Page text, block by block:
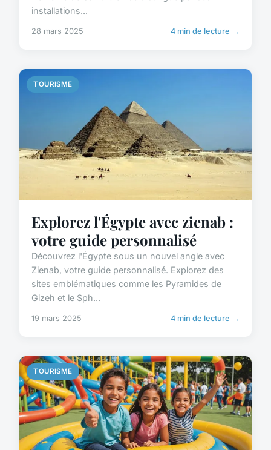
installations...
28 mars 2025 4 min de lecture →
TOURISME
Explorez l'Égypte avec zienab :
votre guide personnalisé
Découvrez l'Égypte sous un nouvel angle avec
Zienab, votre guide personnalisé. Explorez des
sites emblématiques comme les Pyramides de
Gizeh et le Sph...
19 mars 2025 4 min de lecture →
TOURISME